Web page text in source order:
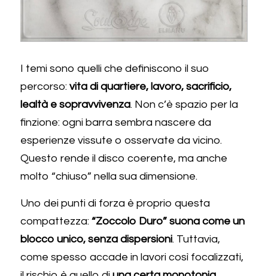
I temi sono quelli che definiscono il suo
percorso: vita di quartiere, lavoro, sacrificio,
lealtà e sopravvivenza. Non c’è spazio per la
finzione: ogni barra sembra nascere da
esperienze vissute o osservate da vicino.
Questo rende il disco coerente, ma anche
molto “chiuso” nella sua dimensione.
Uno dei punti di forza è proprio questa
compattezza: “Zoccolo Duro” suona come un
blocco unico, senza dispersioni. Tuttavia,
come spesso accade in lavori così focalizzati,